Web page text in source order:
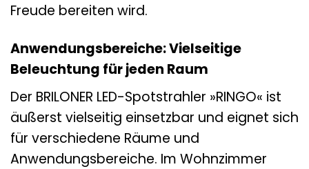
Freude bereiten wird.
Anwendungsbereiche: Vielseitige
Beleuchtung für jeden Raum
Der BRILONER LED-Spotstrahler »RINGO« ist
äußerst vielseitig einsetzbar und eignet sich
für verschiedene Räume und
Anwendungsbereiche. Im Wohnzimmer